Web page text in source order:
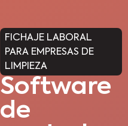
FICHAJE LABORAL
PARA EMPRESAS DE
LIMPIEZA
Software
de